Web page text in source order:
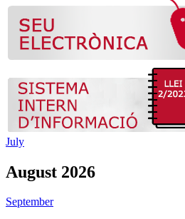
July
August 2026
September